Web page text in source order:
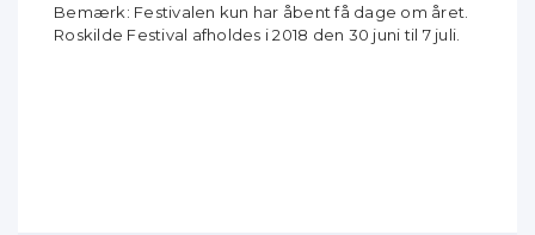
Bemærk: Festivalen kun har åbent få dage om året.
Roskilde Festival afholdes i 2018 den 30 juni til 7 juli.